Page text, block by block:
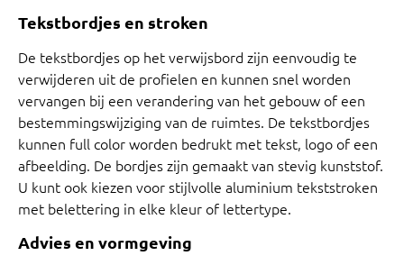
Tekstbordjes en stroken
De tekstbordjes op het verwijsbord zijn eenvoudig te
verwijderen uit de profielen en kunnen snel worden
vervangen bij een verandering van het gebouw of een
bestemmingswijziging van de ruimtes. De tekstbordjes
kunnen full color worden bedrukt met tekst, logo of een
afbeelding. De bordjes zijn gemaakt van stevig kunststof.
U kunt ook kiezen voor stijlvolle aluminium tekststroken
met belettering in elke kleur of lettertype.
Advies en vormgeving